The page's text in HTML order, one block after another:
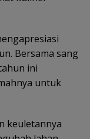
Bersama sang
ini
untuk
keuletannya